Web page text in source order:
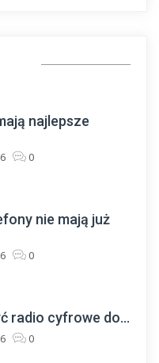
najlepsze
0
nie mają już
0
radio cyfrowe do...
0